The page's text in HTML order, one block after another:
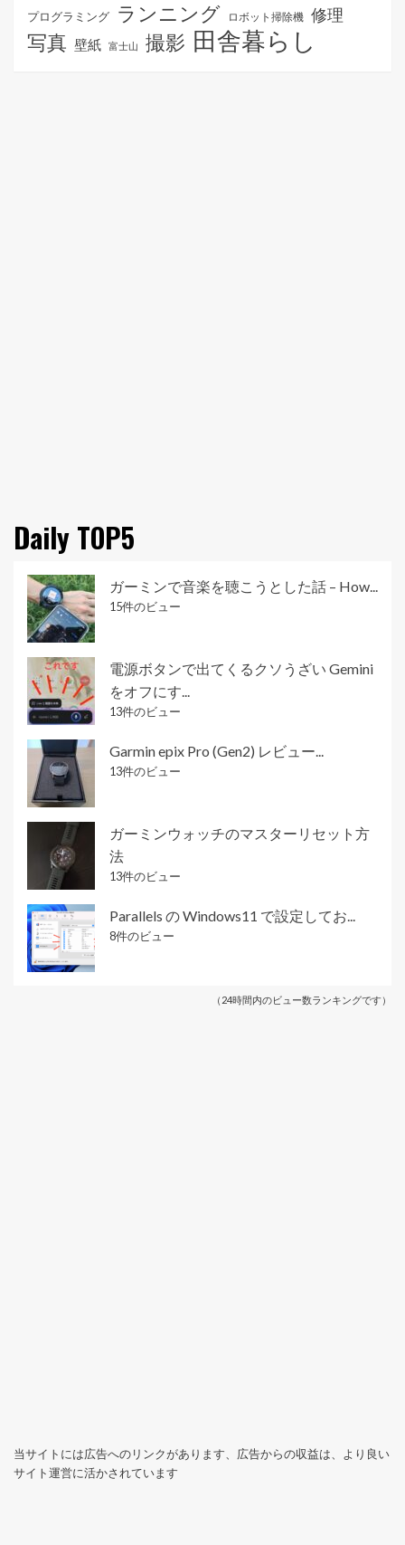
プログラミング ランニング ロボット掃除機 修理
写真 壁紙 富士山 撮影 田舎暮らし
Daily TOP5
ガーミンで音楽を聴こうとした話 – How...
15件のビュー
電源ボタンで出てくるクソうざい Gemini
をオフにす...
13件のビュー
Garmin epix Pro (Gen2) レビュー...
13件のビュー
ガーミンウォッチのマスターリセット方
法
13件のビュー
Parallels の Windows11 で設定してお...
8件のビュー
（24時間内のビュー数ランキングです）
当サイトには広告へのリンクがあります、広告からの収益は、より良い
サイト運営に活かされています